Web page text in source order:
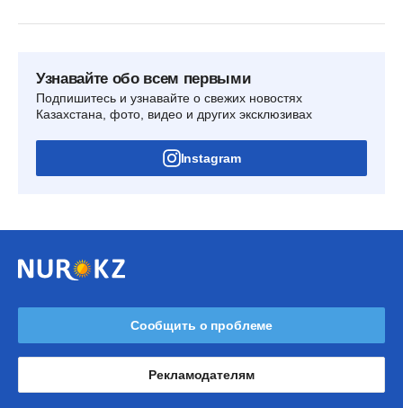
Узнавайте обо всем первыми
Подпишитесь и узнавайте о свежих новостях
Казахстана, фото, видео и других эксклюзивах
Instagram
Сообщить о проблеме
Рекламодателям